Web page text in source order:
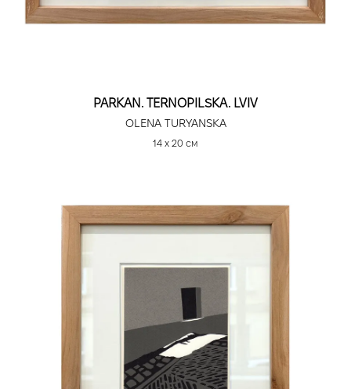
PARKAN. TERNOPILSKA. LVIV
OLENA TURYANSKA
14 х 20 см